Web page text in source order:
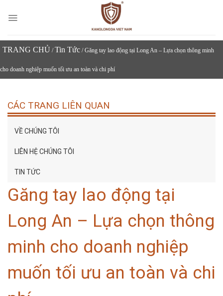
TRANG CHỦ /Tin Tức / Găng tay lao động tại Long An – Lựa chọn thông minh
cho doanh nghiệp muốn tối ưu an toàn và chi phí
CÁC TRANG LIÊN QUAN
VỀ CHÚNG TÔI
LIÊN HỆ CHÚNG TÔI
TIN TỨC
Găng tay lao động tại
Long An – Lựa chọn thông
minh cho doanh nghiệp
muốn tối ưu an toàn và chi